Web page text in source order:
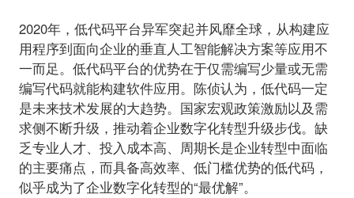
2020年，低代码平台异军突起并风靡全球，从构建应
用程序到面向企业的垂直人工智能解决方案等应用不
一而足。低代码平台的优势在于仅需编写少量或无需
编写代码就能构建软件应用。陈侦认为，低代码一定
是未来技术发展的大趋势。国家宏观政策激励以及需
求侧不断升级，推动着企业数字化转型升级步伐。缺
乏专业人才、投入成本高、周期长是企业转型中面临
的主要痛点，而具备高效率、低门槛优势的低代码，
似乎成为了企业数字化转型的“最优解”。